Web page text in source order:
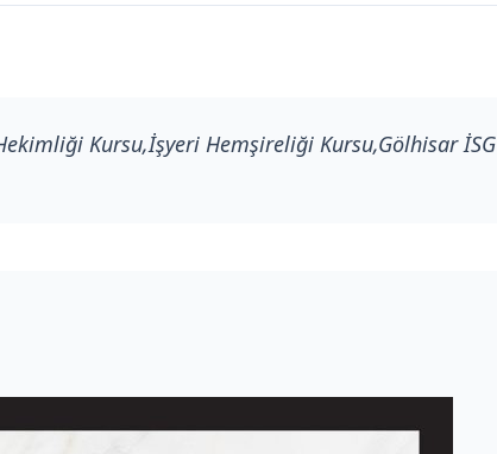
Kursu,İşyeri Hemşireliği Kursu,Gölhisar İSG